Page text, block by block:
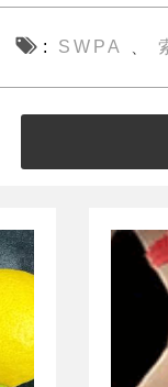
SWPA